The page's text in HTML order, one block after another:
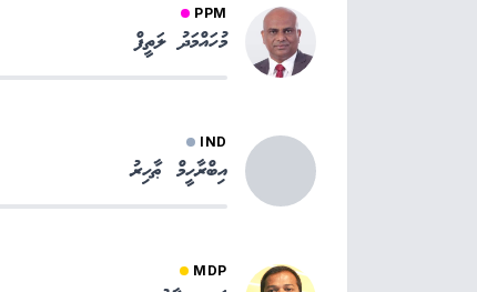
PPM
މުހައްމަދު ލަތީފް
IND
އިބްރާހީމް ޠާހިރު
MDP